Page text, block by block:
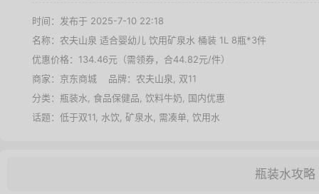
时间：发布于 2025-7-10 22:18
名称： 农夫山泉 适合婴幼儿 饮用矿泉水 桶装 1L 8瓶*3件
优惠价格： 134.46元（需领券，合44.82元/件）
商家： 京东商城 品牌： 农夫山泉
双11
分类： 瓶装水 食品保健品 饮料牛奶
国内优惠
话题： 低于双11 水饮 矿泉水 需凑单 饮用水
瓶装水攻略